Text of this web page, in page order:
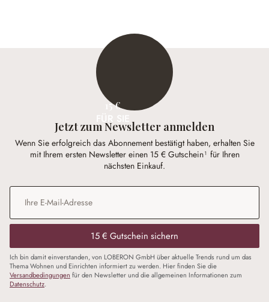
15 €
Jetzt zum Newsletter anmelden
Wenn Sie erfolgreich das Abonnement bestätigt haben, erhalten Sie
mit Ihrem ersten Newsletter einen 15 € Gutschein¹ für Ihren
nächsten Einkauf.
E-Mail-Adresse
15 € Gutschein sichern
Ich bin damit einverstanden, von LOBERON GmbH über aktuelle Trends rund um das
Thema Wohnen und Einrichten informiert zu werden. Hier finden Sie die
Versandbedingungen für den Newsletter und die allgemeinen Informationen zum
Datenschutz.